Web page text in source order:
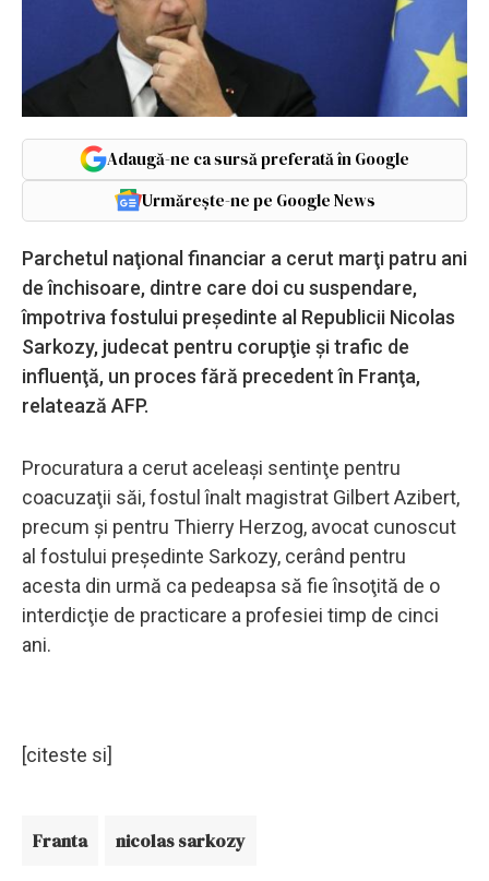
Adaugă-ne ca sursă preferată în Google
Urmărește-ne pe Google News
Parchetul naţional financiar a cerut marţi patru ani
de închisoare, dintre care doi cu suspendare,
împotriva fostului preşedinte al Republicii Nicolas
Sarkozy, judecat pentru corupţie şi trafic de
influenţă, un proces fără precedent în Franţa,
relatează AFP.
Procuratura a cerut aceleaşi sentinţe pentru
coacuzaţii săi, fostul înalt magistrat Gilbert Azibert,
precum şi pentru Thierry Herzog, avocat cunoscut
al fostului preşedinte Sarkozy, cerând pentru
acesta din urmă ca pedeapsa să fie însoţită de o
interdicţie de practicare a profesiei timp de cinci
ani.
[citeste si]
Franta nicolas sarkozy